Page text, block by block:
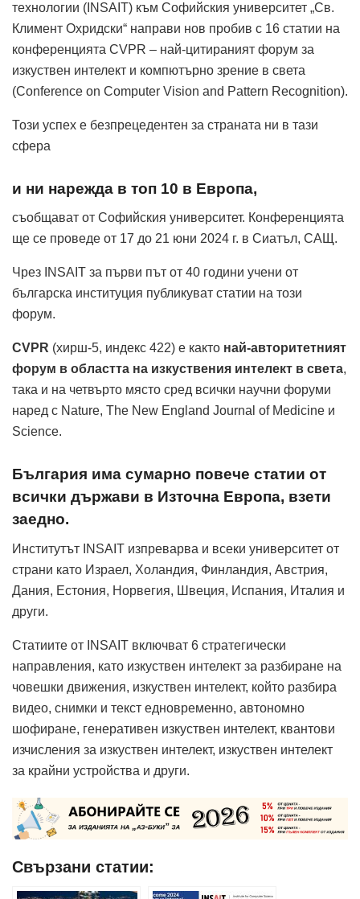
технологии (INSAIT) към Софийския университет „Св.
Климент Охридски“ направи нов пробив с 16 статии на
конференцията CVPR – най-цитираният форум за
изкуствен интелект и компютърно зрение в света
(Conference on Computer Vision and Pattern Recognition).
Този успех е безпрецедентен за страната ни в тази
сфера
и ни нарежда в топ 10 в Европа,
съобщават от Софийския университет. Конференцията
ще се проведе от 17 до 21 юни 2024 г. в Сиатъл, САЩ.
Чрез INSAIT за първи път от 40 години учени от
българска институция публикуват статии на този
форум.
CVPR (хирш-5, индекс 422) е както най-авторитетният
форум в областта на изкуствения интелект в света,
така и на четвърто място сред всички научни форуми
наред с Nature, The New England Journal of Medicine и
Science.
България има сумарно повече статии от
всички държави в Източна Европа, взети
заедно.
Институтът INSAIT изпреварва и всеки университет от
страни като Израел, Холандия, Финландия, Австрия,
Дания, Естония, Норвегия, Швеция, Испания, Италия и
други.
Статиите от INSAIT включват 6 стратегически
направления, като изкуствен интелект за разбиране на
човешки движения, изкуствен интелект, който разбира
видео, снимки и текст едновременно, автономно
шофиране, генеративен изкуствен интелект, квантови
изчисления за изкуствен интелект, изкуствен интелект
за крайни устройства и други.
Свързани статии: